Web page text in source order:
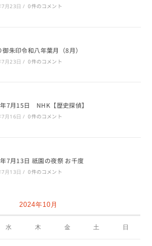
月23日 / 0件のコメント
御朱印令和八年葉月（8月）
月23日 / 0件のコメント
7月15日 NHK【歴史探偵】
月16日 / 0件のコメント
7月13日 祇園の夜祭 お千度
月13日 / 0件のコメント
2024年10月
水 木 金 土 日